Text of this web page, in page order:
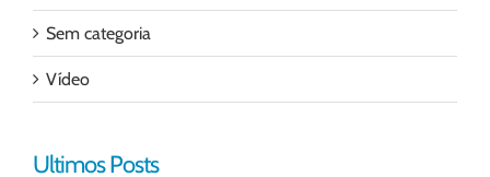
Sem categoria
Vídeo
Ultimos Posts